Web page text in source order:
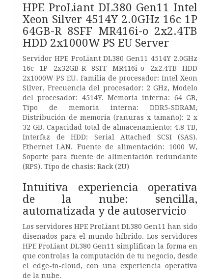
HPE ProLiant DL380 Gen11 Intel
Xeon Silver 4514Y 2.0GHz 16c 1P
64GB-R 8SFF MR416i-o 2x2.4TB
HDD 2x1000W PS EU Server
Servidor HPE ProLiant DL380 Gen11 4514Y 2.0GHz
16c 1P 2x32GB-R 8SFF MR416i-o 2x2.4TB HDD
2x1000W PS EU. Familia de procesador: Intel Xeon
Silver, Frecuencia del procesador: 2 GHz, Modelo
del procesador: 4514Y. Memoria interna: 64 GB,
Tipo de memoria interna: DDR5-SDRAM,
Distribución de memoria (ranuras x tamaño): 2 x
32 GB. Capacidad total de almacenamiento: 4.8 TB,
Interfaz de HDD: Serial Attached SCSI (SAS).
Ethernet LAN. Fuente de alimentación: 1000 W,
Soporte para fuente de alimentación redundante
(RPS). Tipo de chasis: Rack (2U)
Intuitiva experiencia operativa
de la nube: sencilla,
automatizada y de autoservicio
Los servidores HPE ProLiant DL380 Gen11 han sido
diseñados para el mundo híbrido. Los servidores
HPE ProLiant DL380 Gen11 simplifican la forma en
que controlas la computación de tu negocio, desde
el edge-to-cloud, con una experiencia operativa
de la nube.